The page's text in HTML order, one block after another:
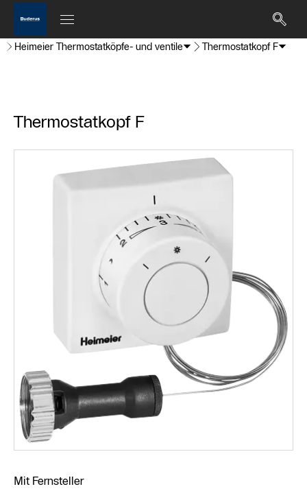
Heimeier Thermostatköpfe- und ventile Thermostatkopf F
Thermostatkopf F
Mit Fernsteller